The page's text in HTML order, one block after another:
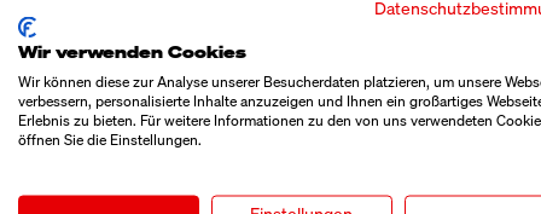
Produkthöhe. Er stoppt einige Millimeter oberhalb der
PALETTENKENNZEICHNUNG
An der Palettierstation müssen folierte Paletten und Big
höhenverstellbare Stative montiert“, zeigt sich Sebastian
Wir verwenden Cookies
Wir können diese zur Analyse unserer Besucherdaten platzieren, um unsere
verbessern, personalisierte Inhalte anzuzeigen und Ihnen ein großartiges
Erlebnis zu bieten. Für weitere Informationen zu den von uns verwendeten
öffnen Sie die Einstellungen.